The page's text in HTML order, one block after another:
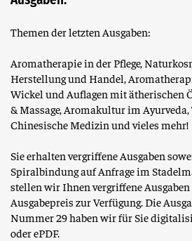
Themen der letzten Ausgaben:
Aromatherapie in der Pflege,
Herstellung und Handel,
Wickel und Auflagen mit ätherischen
& Massage, Aromakultur im
Chinesische Medizin und vieles mehr!
Sie erhalten vergriffene Ausgaben
Spiralbindung auf Anfrage im
stellen wir Ihnen vergriffene
Ausgabepreis zur Verfügung. Die
Nummer 29 haben wir für Sie
oder ePDF.